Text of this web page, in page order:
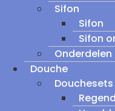
Sifon
Sifon
Sifon
Douche
Douchesets